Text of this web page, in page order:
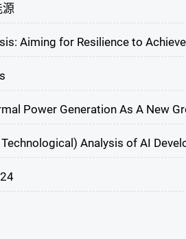
源
Aiming for Resilience to
Power Generation As A New
Analysis of AI